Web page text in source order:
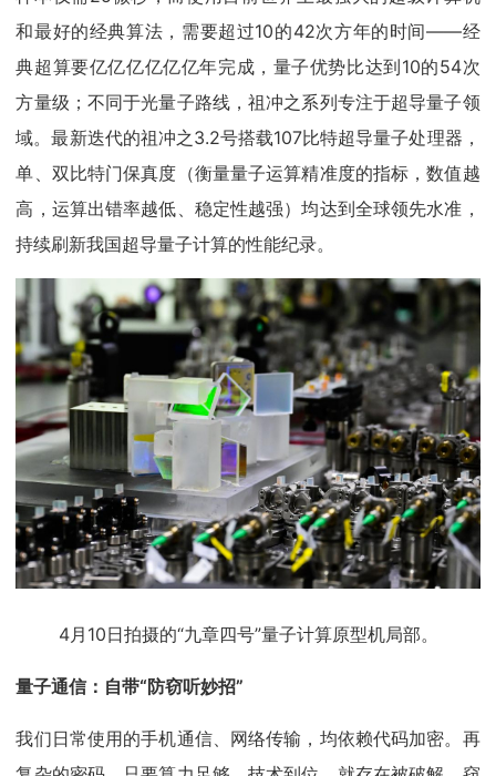
和最好的经典算法，需要超过10的42次方年的时间——经
典超算要亿亿亿亿亿亿年完成，量子优势比达到10的54次
方量级；不同于光量子路线，祖冲之系列专注于超导量子领
域。最新迭代的祖冲之3.2号搭载107比特超导量子处理器，
单、双比特门保真度（衡量量子运算精准度的指标，数值越
高，运算出错率越低、稳定性越强）均达到全球领先水准，
持续刷新我国超导量子计算的性能纪录。
4月10日拍摄的“九章四号”量子计算原型机局部。
量子通信：自带“防窃听妙招”
我们日常使用的手机通信、网络传输，均依赖代码加密。再